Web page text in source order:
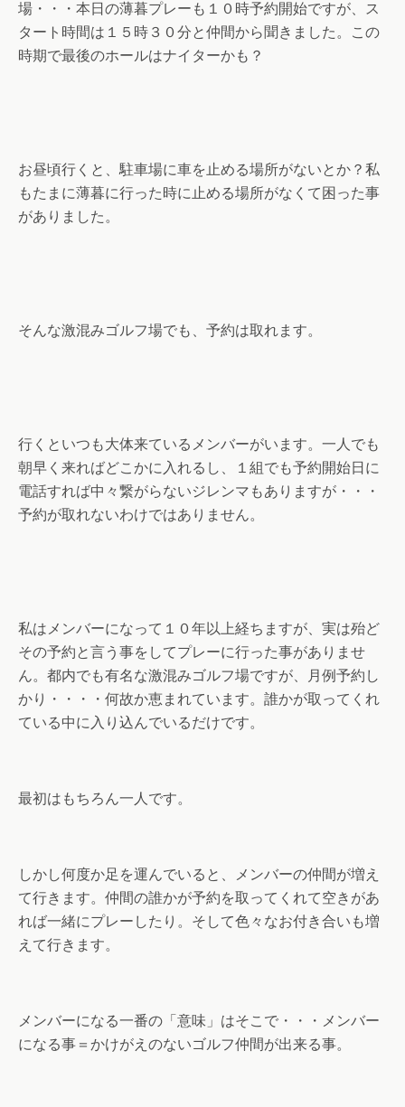
場・・・本日の薄暮プレーも１０時予約開始ですが、ス
タート時間は１５時３０分と仲間から聞きました。この
時期で最後のホールはナイターかも？
お昼頃行くと、駐車場に車を止める場所がないとか？私
もたまに薄暮に行った時に止める場所がなくて困った事
がありました。
そんな激混みゴルフ場でも、予約は取れます。
行くといつも大体来ているメンバーがいます。一人でも
朝早く来ればどこかに入れるし、１組でも予約開始日に
電話すれば中々繋がらないジレンマもありますが・・・
予約が取れないわけではありません。
私はメンバーになって１０年以上経ちますが、実は殆ど
その予約と言う事をしてプレーに行った事がありませ
ん。都内でも有名な激混みゴルフ場ですが、月例予約し
かり・・・・何故か恵まれています。誰かが取ってくれ
ている中に入り込んでいるだけです。
最初はもちろん一人です。
しかし何度か足を運んでいると、メンバーの仲間が増え
て行きます。仲間の誰かが予約を取ってくれて空きがあ
れば一緒にプレーしたり。そして色々なお付き合いも増
えて行きます。
メンバーになる一番の「意味」はそこで・・・メンバー
になる事＝かけがえのないゴルフ仲間が出来る事。